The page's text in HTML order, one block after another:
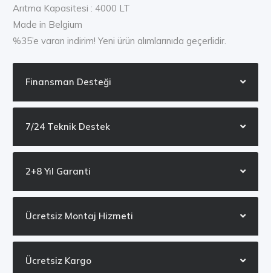
Arıtma Kapasitesi : 4000 LT
Made in Belgium
%35’e varan indirim! Yeni ürün alımlarınıda geçerlidir.
Finansman Desteği
7/24 Teknik Destek
2+8 Yıl Garanti
Ücretsiz Montaj Hizmeti
Ücretsiz Kargo